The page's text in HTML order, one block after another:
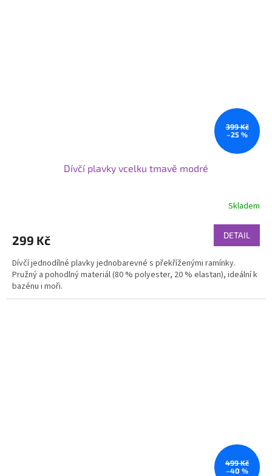
399 Kč
–25 %
Dívčí plavky vcelku tmavě modré
Skladem
299 Kč DETAIL
Dívčí jednodílné plavky jednobarevné s překříženými ramínky.
Pružný a pohodlný materiál (80 % polyester, 20 % elastan), ideální k
bazénu i moři.
499 Kč
–40 %